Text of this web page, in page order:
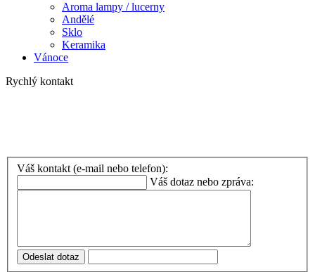
Aroma lampy / lucerny
Andělé
Sklo
Keramika
Vánoce
Rychlý kontakt
Váš kontakt (e-mail nebo telefon):
Váš dotaz nebo zpráva:
Odeslat dotaz